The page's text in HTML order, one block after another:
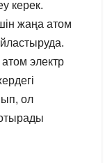
керек.
жаңа атом
электр
ол